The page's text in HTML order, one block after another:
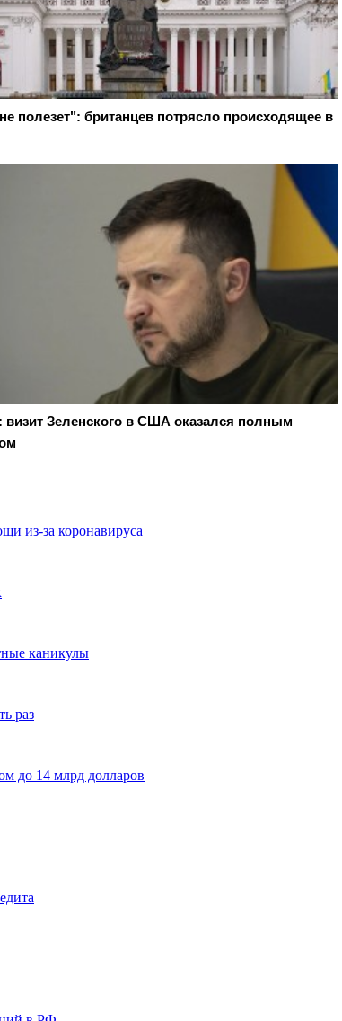
полезет": британцев потрясло происходящее в
визит Зеленского в США оказался полным
из-за коронавируса
каникулы
раз
до 14 млрд долларов